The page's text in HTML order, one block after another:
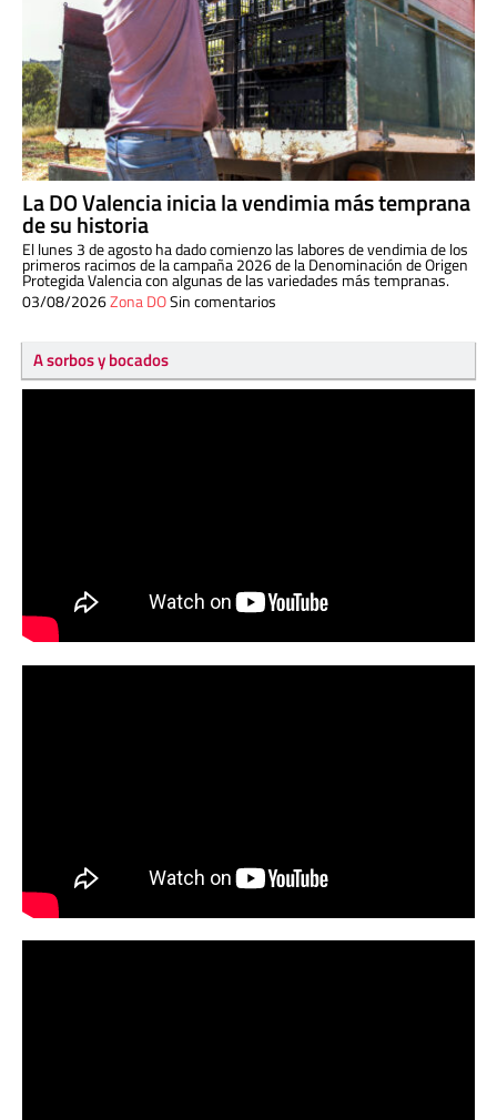
La DO Valencia inicia la vendimia más temprana
de su historia
El lunes 3 de agosto ha dado comienzo las labores de vendimia de los
primeros racimos de la campaña 2026 de la Denominación de Origen
Protegida Valencia con algunas de las variedades más tempranas.
03/08/2026Zona DOSin comentarios
A sorbos y bocados